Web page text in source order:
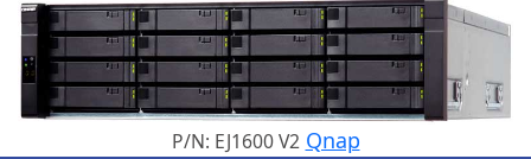
P/N: EJ1600 V2 Qnap